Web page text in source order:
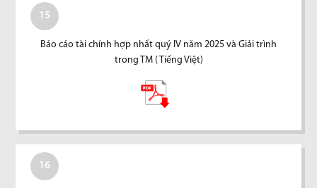
15
Báo cáo tài chính hợp nhất quý IV năm 2025 và Giải trình
trong TM ( Tiếng Việt)
16